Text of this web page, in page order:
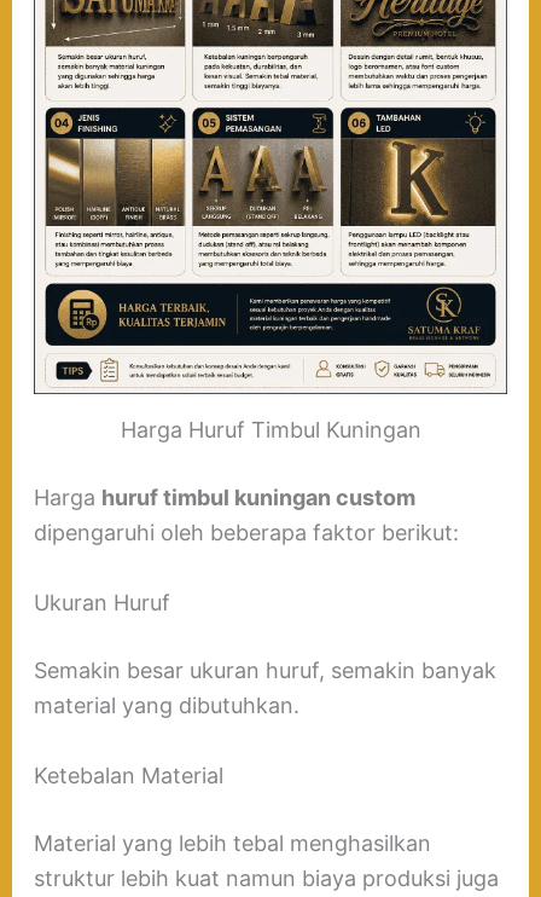
Harga Huruf Timbul Kuningan
Harga huruf timbul kuningan custom
dipengaruhi oleh beberapa faktor berikut:
Ukuran Huruf
Semakin besar ukuran huruf, semakin banyak
material yang dibutuhkan.
Ketebalan Material
Material yang lebih tebal menghasilkan
struktur lebih kuat namun biaya produksi juga